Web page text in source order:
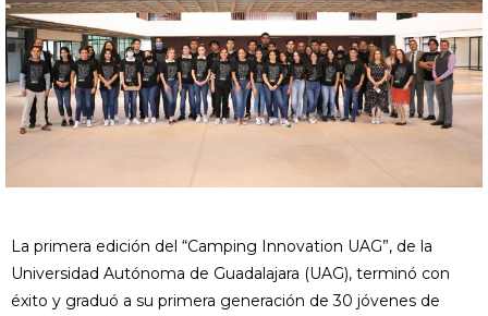
La primera edición del “Camping Innovation UAG”, de la
Universidad Autónoma de Guadalajara (UAG), terminó con
éxito y graduó a su primera generación de 30 jóvenes de